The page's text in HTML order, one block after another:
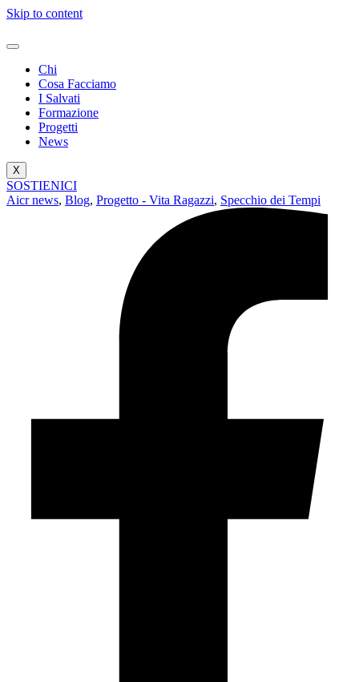
Skip to content
Chi
Cosa Facciamo
I Salvati
Formazione
Progetti
News
X
SOSTIENICI
Aicr news, Blog, Progetto - Vita Ragazzi, Specchio dei Tempi